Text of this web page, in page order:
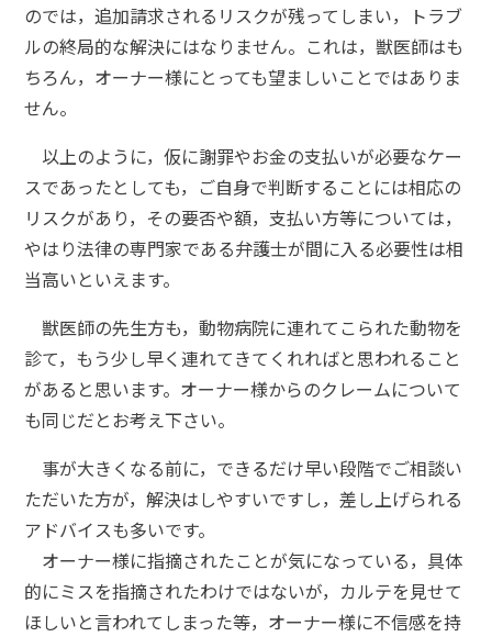
のでは，追加請求されるリスクが残ってしまい，トラブ
ルの終局的な解決にはなりません。これは，獣医師はも
ちろん，オーナー様にとっても望ましいことではありま
せん。
以上のように，仮に謝罪やお金の支払いが必要なケー
スであったとしても，ご自身で判断することには相応の
リスクがあり，その要否や額，支払い方等については，
やはり法律の専門家である弁護士が間に入る必要性は相
当高いといえます。
獣医師の先生方も，動物病院に連れてこられた動物を
診て，もう少し早く連れてきてくれればと思われること
があると思います。オーナー様からのクレームについて
も同じだとお考え下さい。
事が大きくなる前に，できるだけ早い段階でご相談い
ただいた方が，解決はしやすいですし，差し上げられる
アドバイスも多いです。
オーナー様に指摘されたことが気になっている，具体
的にミスを指摘されたわけではないが，カルテを見せて
ほしいと言われてしまった等，オーナー様に不信感を持